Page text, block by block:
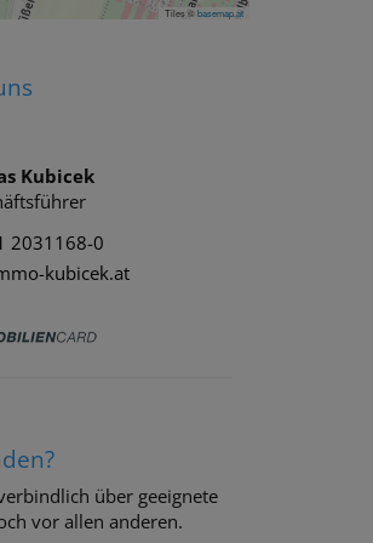
Tiles ©basemap.at
Kubicek
2031168-0
kubicek.at
über geeignete
vor allen anderen.